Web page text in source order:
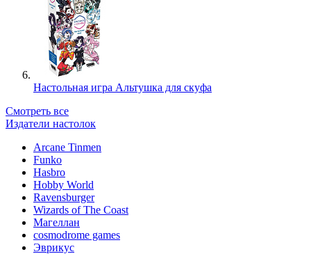
Настольная игра Альтушка для скуфа
Смотреть все
Издатели настолок
Arcane Tinmen
Funko
Hasbro
Hobby World
Ravensburger
Wizards of The Coast
Магеллан
сosmodrome games
Эврикус